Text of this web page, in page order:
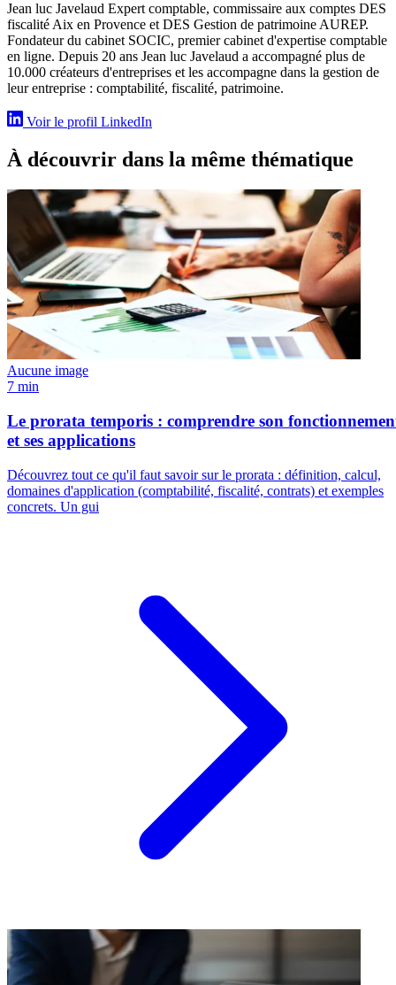
Jean luc Javelaud Expert comptable, commissaire aux comptes DES
fiscalité Aix en Provence et DES Gestion de patrimoine AUREP.
Fondateur du cabinet SOCIC, premier cabinet d'expertise comptable
en ligne. Depuis 20 ans Jean luc Javelaud a accompagné plus de
10.000 créateurs d'entreprises et les accompagne dans la gestion de
leur entreprise : comptabilité, fiscalité, patrimoine.
Voir le profil LinkedIn
À découvrir dans la même thématique
Aucune image
7 min
Le prorata temporis : comprendre son
et ses applications
Découvrez tout ce qu'il faut savoir sur le prorata : définition, calcul,
domaines d'application (comptabilité, fiscalité, contrats) et exemples
concrets. Un gui